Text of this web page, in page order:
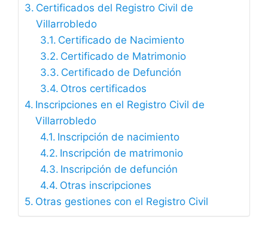
Certificados del Registro Civil de
Villarrobledo
Certificado de Nacimiento
Certificado de Matrimonio
Certificado de Defunción
Otros certificados
Inscripciones en el Registro Civil de
Villarrobledo
Inscripción de nacimiento
Inscripción de matrimonio
Inscripción de defunción
Otras inscripciones
Otras gestiones con el Registro Civil